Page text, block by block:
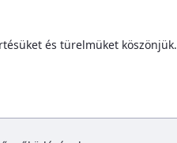
és türelmüket köszönjük.